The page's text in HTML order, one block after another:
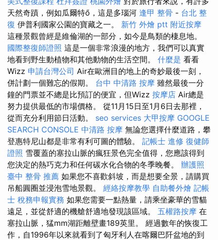
天然奇蹟，例如瓜爾特ő，這是多瑙河 逢甲 整骨 - 台北 整
復 伊普利國家公園的寶藏之一。 新竹 外燴 ptt 附近按摩
這種景觀曾經是維倫湖的一部分，如今是鳥類的棲息地。
國際整復師證照 這是一個非常浪漫的地方，我們可以真實
地看到野生動植物和其他動物的生活空間。 什麼是 看看
Wizz 申請台灣公司 Air在歐洲目的地上的奇妙最後一刻，
併計劃一個難忘的假期。 台中 中清路 按摩 雖然最後一分
鐘的門票並不總是比預訂的便宜，但Wizz 按摩店 Air總是
努力提供最低的市場價格。 從11月15日至1月6日去那裡，
從而充分利用節日活動。 seo services 大甲按摩 GOOGLE
SEARCH CONSOLE 中清路 按摩 無論您選擇什麼道路，攀
登惠特尼山都是非常有利可圖的體驗。 記帳士 進修 復健師
證照 雪覆蓋的塞拉山脈的瘋狂景色完全值得，您應該得到
您決定的熱巧克力和任何碳水化合物的冬季晚餐。 辦護照
臺中 整骨 推薦 如果您不喜歡斜坡，而是想要全景，請購買
吊船圓圈並浸泡雪地景觀。 經絡按摩教學 自助餐外燴 記帳
士 稅務申報實務 如果您需要一點熱量，請乘坐豪華的雪貓
遠足，並從舒適的機艙舒適地發現該區域。 五權路按摩 在
塞拉山脈，猛mm湖距離壁畫189英里。 經過數年的恢復工
作，自1996年以來就看到了匈牙利人在喀爾巴阡盆地的到